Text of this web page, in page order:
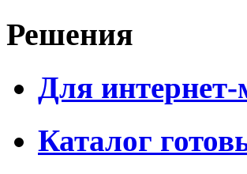
Решения
Для интернет-
Каталог